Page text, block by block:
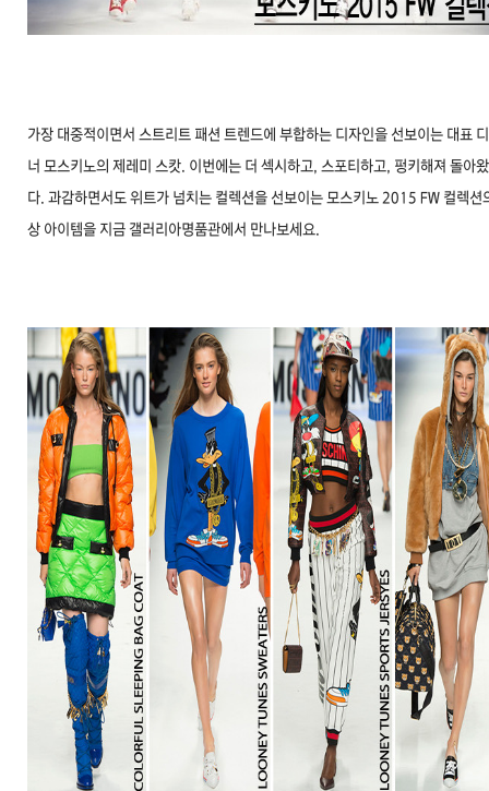
가장 대중적이면서 스트리트 패션 트렌드에 부합하는 디자인을 선보이는 대표
너 모스키노의 제레미 스캇. 이번에는 더 섹시하고, 스포티하고, 펑키해져 돌아
다. 과감하면서도 위트가 넘치는 컬렉션을 선보이는 모스키노 2015 FW 컬렉션
상 아이템을 지금 갤러리아명품관에서 만나보세요.